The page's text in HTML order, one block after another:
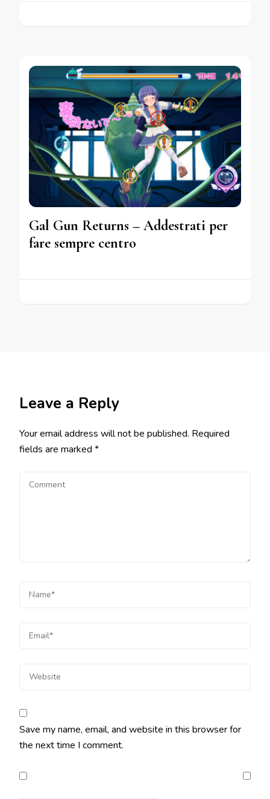
Gal Gun Returns – Addestrati per
fare sempre centro
Leave a Reply
Your email address will not be published. Required
fields are marked *
Save my name, email, and website in this browser for
the next time I comment.